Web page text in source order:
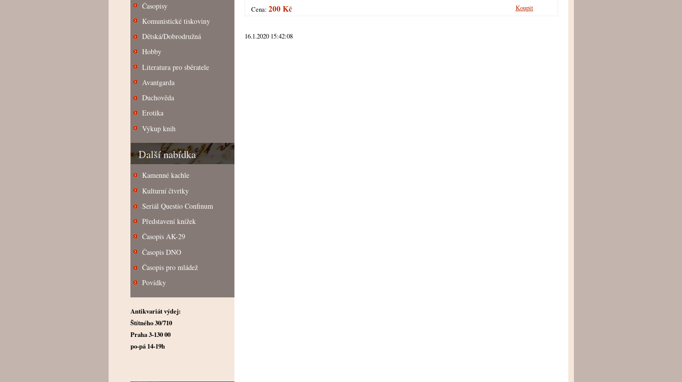
Časopisy
Komunistické tiskoviny
Dětská/Dobrodružná
Hobby
Literatura pro sběratele
Avantgarda
Duchověda
Erotika
Výkup knih
Další nabídka
Kamenné kachle
Kulturní čtvrtky
Seriál Questio Confinum
Představení knížek
Časopis AK-29
Časopis DNO
Časopis pro mládež
Povídky
Antikvariát výdej:
Štítného 30/710
Praha 3-130 00
po-pá 14-19h
Cena:200 Kč Koupit
16.1.2020 15:42:08